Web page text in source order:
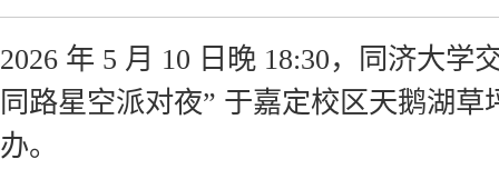
2026 年 5 月 10 日晚 18:30，同济大学
同路星空派对夜” 于嘉定校区天鹅湖
办。